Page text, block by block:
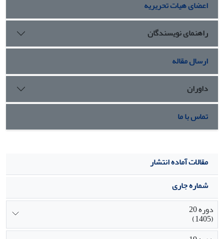
ای، توانایی تولید و ارسال پیام های رسانه ای، تفکر انتقادی در
استفاده از رسانه ها، در سطح بالاتری از مهارت سواد رسانه ای
قرار گرفتند.
اعضای هیات تحریریه
راهنمای نویسندگان
ارسال مقاله
داوران
تماس با ما
مقالات آماده انتشار
شماره جاری
دوره 20
(1405)